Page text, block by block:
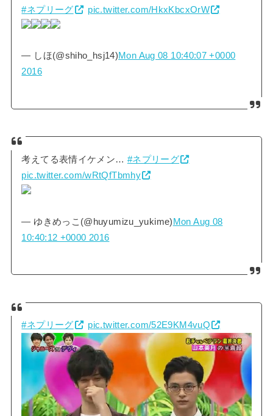
#ネプリーグ
pic.twitter.com/HkxKbcxOrW
— しほ(@shiho_hsj14)Mon Aug 08 10:40:07 +0000
2016
考えてる表情イケメン… #ネプリーグ
pic.twitter.com/wRtQfTbmhy
— ゆきめっこ(@huyumizu_yukime) Mon Aug 08
10:40:12 +0000 2016
#ネプリーグ pic.twitter.com/52E9KM4vuQ